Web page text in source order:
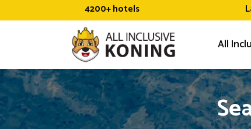
naar
4200+ hotels
All